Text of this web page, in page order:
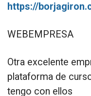
https://
WEBEMPRESA
Otra excelente
plataforma de
tengo con ellos